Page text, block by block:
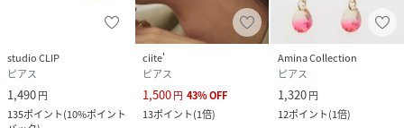
studio CLIP
ピアス
1,490円
135ポイント(10%ポイント
ciite'
ピアス
1,500円 43%OFF
13ポイント(1倍)
Amina Collection
ピアス
1,320円
12ポイント(1倍)